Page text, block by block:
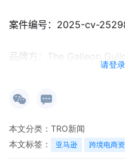
请登
案件编号：2025-cv-
品牌方：The Galleon
The Galleon Guild Ltd 是
本文分类： TRO新闻
本文标签：
亚马逊 跨境电商